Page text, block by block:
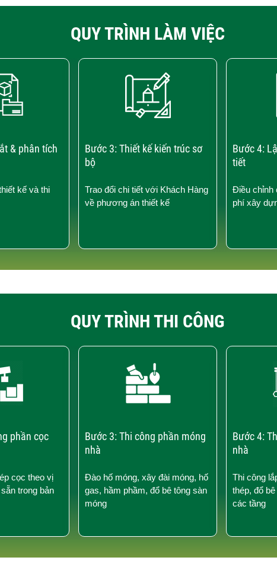
QUY TRÌNH LÀM VIỆC
& phân tích
kế và thi
Bước 3: Thiết kế kiến trúc sơ
bộ
Trao đổi chi tiết với Khách Hàng
về phương án thiết kế
Bước 4:
tiết
Điều chỉnh
phí xây
QUY TRÌNH THI CÔNG
phần cọc
cọc theo vị
trong bản
Bước 3: Thi công phần móng
nhà
Đào hố móng, xây đài móng, hố
gas, hầm phầm, đổ bê tông sàn
móng
Bước 4:
nhà
Thi công
thép, đổ
các tầng